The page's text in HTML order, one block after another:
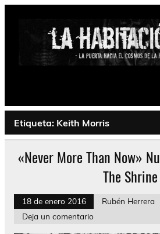
Saltar
Psychedelic, Stoner, Doom,
Etiqueta: Keith Morris
«Never More Than Now»
The Shrine
18 de enero 2016
Rubén Herrera
Deja un comentario